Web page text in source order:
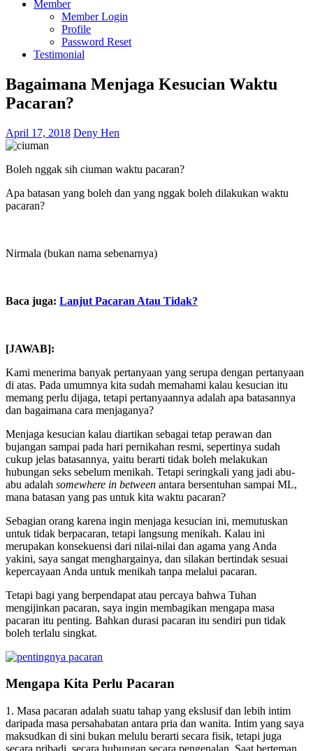
Member
Member Login
Profile
Password Reset
Testimonial
Bagaimana Menjaga Kesucian Waktu
Pacaran?
April 17, 2018 Deny Hen
Boleh nggak sih ciuman waktu pacaran?
Apa batasan yang boleh dan yang nggak boleh dilakukan waktu
pacaran?
Nirmala (bukan nama sebenarnya)
Baca juga: Lanjut Pacaran Atau Tidak?
[JAWAB]:
Kami menerima banyak pertanyaan yang serupa dengan pertanyaan
di atas. Pada umumnya kita sudah memahami kalau kesucian itu
memang perlu dijaga, tetapi pertanyaannya adalah apa batasannya
dan bagaimana cara menjaganya?
Menjaga kesucian kalau diartikan sebagai tetap perawan dan
bujangan sampai pada hari pernikahan resmi, sepertinya sudah
cukup jelas batasannya, yaitu berarti tidak boleh melakukan
hubungan seks sebelum menikah. Tetapi seringkali yang jadi abu-
abu adalah somewhere in between antara bersentuhan sampai ML,
mana batasan yang pas untuk kita waktu pacaran?
Sebagian orang karena ingin menjaga kesucian ini, memutuskan
untuk tidak berpacaran, tetapi langsung menikah. Kalau ini
merupakan konsekuensi dari nilai-nilai dan agama yang Anda
yakini, saya sangat menghargainya, dan silakan bertindak sesuai
kepercayaan Anda untuk menikah tanpa melalui pacaran.
Tetapi bagi yang berpendapat atau percaya bahwa Tuhan
mengijinkan pacaran, saya ingin membagikan mengapa masa
pacaran itu penting. Bahkan durasi pacaran itu sendiri pun tidak
boleh terlalu singkat.
Mengapa Kita Perlu Pacaran
1. Masa pacaran adalah suatu tahap yang ekslusif dan lebih intim
daripada masa persahabatan antara pria dan wanita. Intim yang saya
maksudkan di sini bukan melulu berarti secara fisik, tetapi juga
secara pribadi, secara hubungan secara pengenalan. Saat berteman,